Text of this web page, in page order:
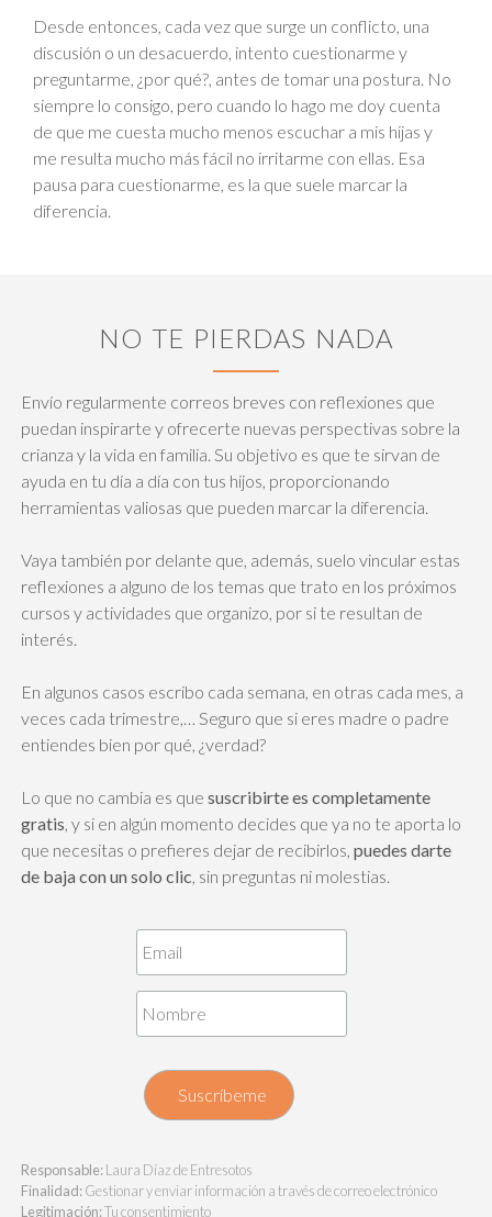
Desde entonces, cada vez que surge un conflicto, una
discusión o un desacuerdo, intento cuestionarme y
preguntarme, ¿por qué?, antes de tomar una postura. No
siempre lo consigo, pero cuando lo hago me doy cuenta
de que me cuesta mucho menos escuchar a mis hijas y
me resulta mucho más fácil no irritarme con ellas. Esa
pausa para cuestionarme, es la que suele marcar la
diferencia.
NO TE PIERDAS NADA
Envío regularmente correos breves con reflexiones que
puedan inspirarte y ofrecerte nuevas perspectivas sobre la
crianza y la vida en familia. Su objetivo es que te sirvan de
ayuda en tu día a día con tus hijos, proporcionando
herramientas valiosas que pueden marcar la diferencia.
Vaya también por delante que, además, suelo vincular estas
reflexiones a alguno de los temas que trato en los próximos
cursos y actividades que organizo, por si te resultan de
interés.
En algunos casos escribo cada semana, en otras cada mes, a
veces cada trimestre,… Seguro que si eres madre o padre
entiendes bien por qué, ¿verdad?
Lo que no cambia es quesuscribirte es completamente
gratis, y si en algún momento decides que ya no te aporta lo
que necesitas o prefieres dejar de recibirlos,puedes darte
de baja con un solo clic, sin preguntas ni molestias.
Responsable: Laura Díaz de Entresotos
Finalidad: Gestionar y enviar información a través de correo electrónico
Legitimación:Tu consentimiento